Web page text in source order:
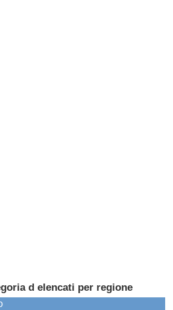
d elencati per regione